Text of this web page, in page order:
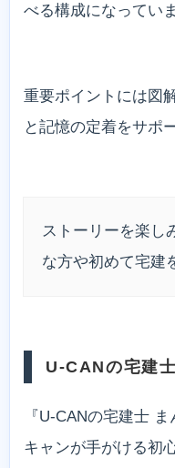
べる構成になっていま
重要ポイントには図
と記憶の定着をサポ
ストーリーを楽し
な方や初めて宅建
U-CANの宅建
『U-CANの宅建士
キャンが手がける初